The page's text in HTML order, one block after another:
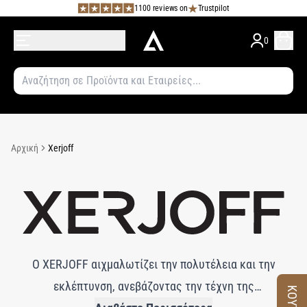
1100 reviews on Trustpilot
0
Αρχική Xerjoff
Ο XERJOFF αιχμαλωτίζει την πολυτέλεια και την
εκλέπτυνση, ανεβάζοντας την τέχνη της